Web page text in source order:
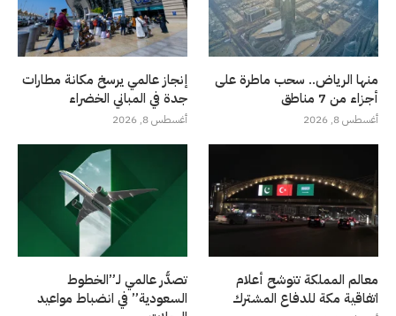
منها الرياض.. سحب ماطرة على
أجزاء من 7 مناطق
أغسطس 8, 2026
إنجاز عالمي يرسخ مكانة مطارات
جدة في المباني الخضراء
أغسطس 8, 2026
معالم المملكة تتوشح أعلام
اتفاقية مكة للدفاع المشترك
تصدُّر عالمي لـ”الخطوط
السعودية” في انضباط مواعيد